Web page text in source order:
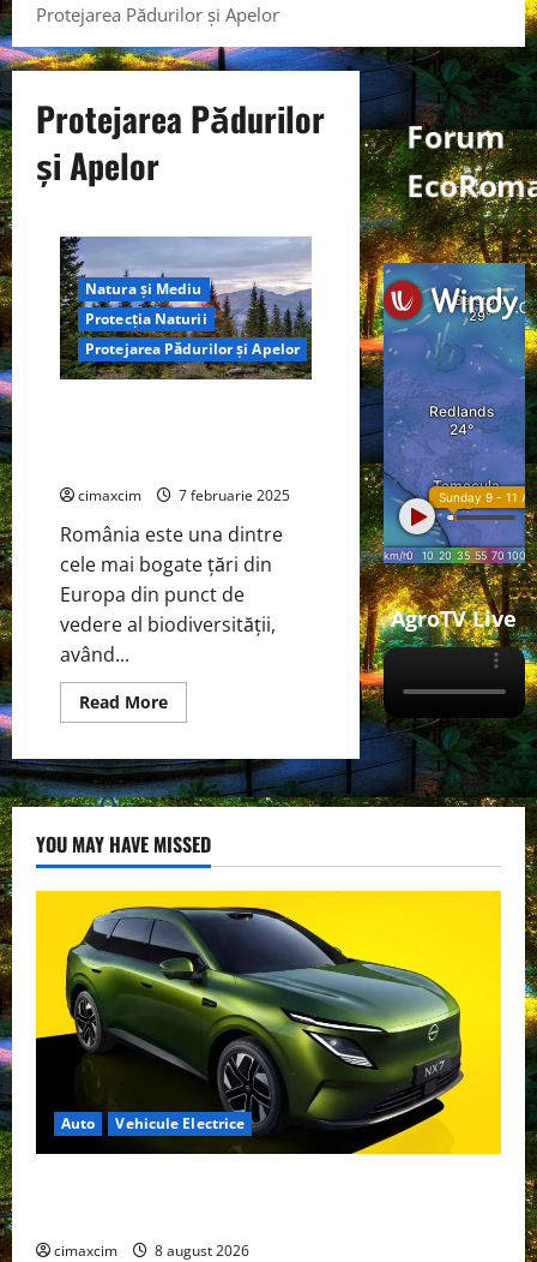
Protejarea Pădurilor și Apelor
Protejarea Pădurilor
și Apelor
Natura și Mediu
Protecția Naturii
Protejarea Pădurilor și Apelor
cimaxcim 7 februarie 2025
România este una dintre
cele mai bogate țări din
Europa din punct de
vedere al biodiversității,
având...
Read MoreRead
more
Pădurilor
și
Apelor
România:
Provocări
și
Soluții
pentru
Mediu
Forum
AgroTV Live
YOU MAY HAVE MISSED
Auto Vehicule Electrice
cimaxcim 8 august 2026